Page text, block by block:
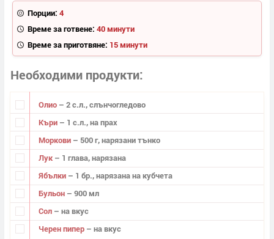
Порции: 4
Време за готвене: 40 минути
Време за приготвяне: 15 минути
Необходими продукти
Олио – 2 с.л., слънчогледово
Къри – 1 с.л., на прах
Моркови – 500 г, нарязани тънко
Лук – 1 глава, нарязана
Ябълки – 1 бр., нарязана на кубчета
Бульон – 900 мл
Сол – на вкус
Черен пипер – на вкус